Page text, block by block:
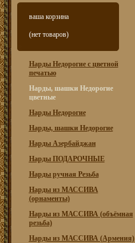
ваша корзина
(нет товаров)
Нарды Недорогие с цветной
печатью
Нарды, шашки Недорогие
цветные
Нарды Недорогие
Нарды, шашки Недорогие
Нарды Азербайджан
Нарды ПОДАРОЧНЫЕ
Нарды ручная Резьба
Нарды из МАССИВА
(орнаменты)
Нарды из МАССИВА (объёмная
резьба)
Нарды из МАССИВА (Армения)